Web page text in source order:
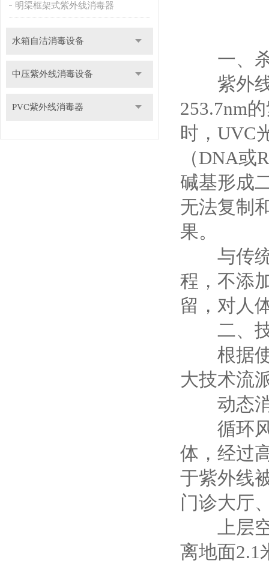
明渠框架式紫外线消毒器
水箱自洁消毒设备
中压紫外线消毒设备
PVC紫外线消毒器
一、杀
紫外线
253.7nm
时，UVC
（DNA
碱基形成
无法复制
果。
与传统
程，不添
留，对人
二、技
根据使
大技术流
动态消
循环风
体，经过
于紫外线
门诊大厅
上层空
离地面2.1